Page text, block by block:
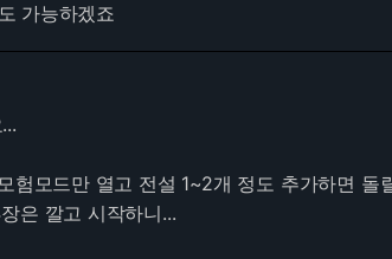
가능하겠죠
험모드만 열고 전설 1~2개 정도 추가하면 돌
은 깔고 시작하니...